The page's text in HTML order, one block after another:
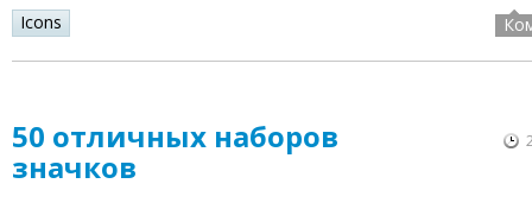
Icons
50 отличных наборов
значков